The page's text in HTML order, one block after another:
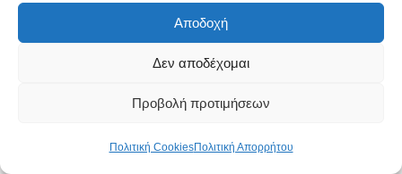
Αποδοχή
Δεν αποδέχομαι
Προβολή προτιμήσεων
Πολιτική CookiesΠολιτική Απορρήτου
Επικοινωνία
Doctor@drlungsforkids.gr